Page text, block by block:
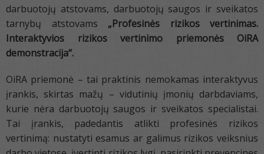
darbuotojų atstovams, darbuotojų saugos ir sveikatos
tarnybų atstovams „Profesinės rizikos vertinimas.
Interaktyvios rizikos vertinimo priemonės OiRA
demonstracija“.
OiRA priemonė – tai praktinis nemokamas interaktyvus
įrankis, skirtas mažų – vidutinių įmonių darbdaviams,
kurie nėra darbuotojų saugos ir sveikatos specialistai.
Tai įrankis, padedantis atlikti profesinės rizikos
vertinimą: nustatyti esamus ar galimus rizikos veiksnius